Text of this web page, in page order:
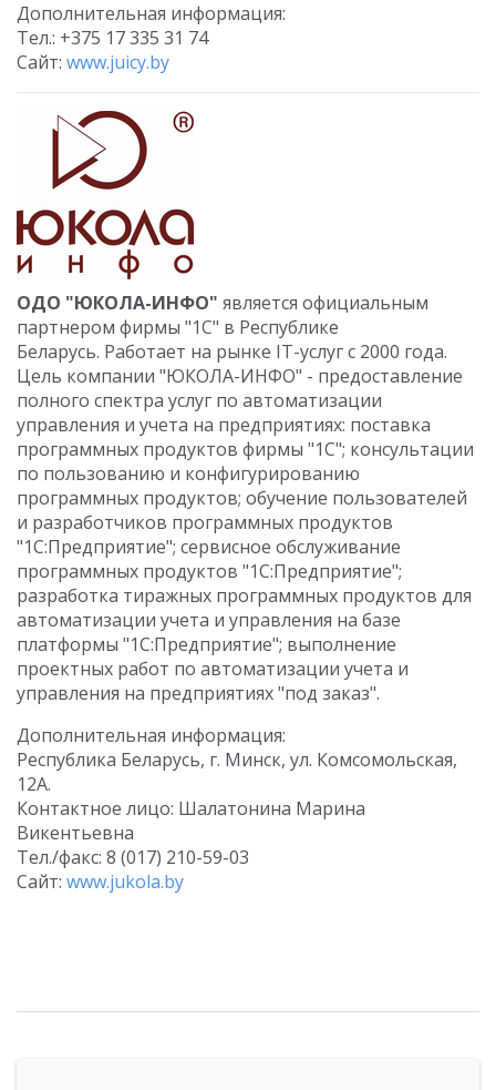
Дополнительная информация:
Тел.: +375 17 335 31 74
Сайт: www.juicy.by
ОДО "ЮКОЛА-ИНФО" является официальным
партнером фирмы "1С" в Республике
Беларусь. Работает на рынке IT-услуг с 2000 года.
Цель компании "ЮКОЛА-ИНФО" - предоставление
полного спектра услуг по автоматизации
управления и учета на предприятиях: поставка
программных продуктов фирмы "1С"; консультации
по пользованию и конфигурированию
программных продуктов; обучение пользователей
и разработчиков программных продуктов
"1С:Предприятие"; сервисное обслуживание
программных продуктов "1С:Предприятие";
разработка тиражных программных продуктов для
автоматизации учета и управления на базе
платформы "1С:Предприятие"; выполнение
проектных работ по автоматизации учета и
управления на предприятиях "под заказ".
Дополнительная информация:
Республика Беларусь, г. Минск, ул. Комсомольская,
12А.
Контактное лицо: Шалатонина Марина
Викентьевна
Тел./факс: 8 (017) 210-59-03
Сайт: www.jukola.by